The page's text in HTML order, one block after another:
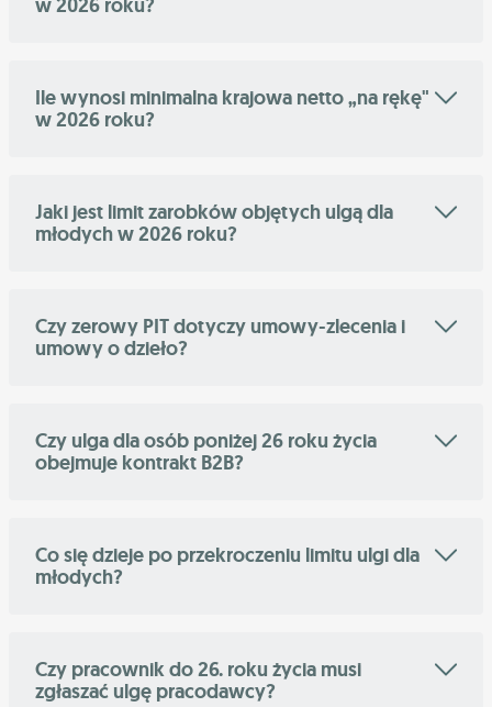
w 2026 roku?
Ile wynosi minimalna krajowa netto „na rękę"
w 2026 roku?
Jaki jest limit zarobków objętych ulgą dla
młodych w 2026 roku?
Czy zerowy PIT dotyczy umowy-zlecenia i
umowy o dzieło?
Czy ulga dla osób poniżej 26 roku życia
obejmuje kontrakt B2B?
Co się dzieje po przekroczeniu limitu ulgi dla
młodych?
Czy pracownik do 26. roku życia musi
zgłaszać ulgę pracodawcy?